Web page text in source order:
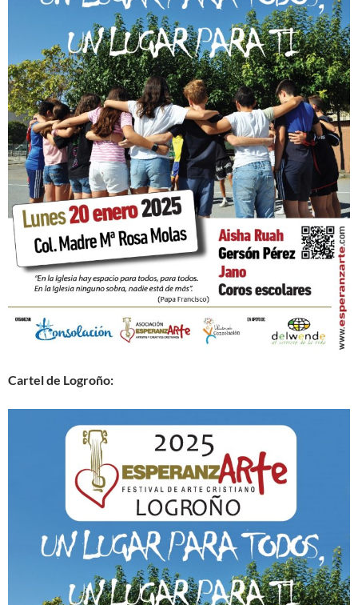
Cartel de Logroño: